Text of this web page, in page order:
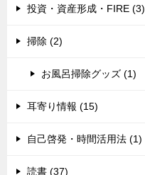
投資・資産形成・FIRE (3)
掃除 (2)
お風呂掃除グッズ (1)
耳寄り情報 (15)
自己啓発・時間活用法 (1)
読書 (37)